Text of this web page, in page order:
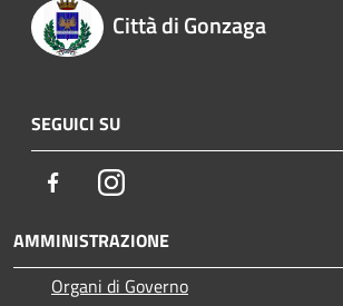
Città di Gonzaga
SEGUICI SU
FacebookInstagram
AMMINISTRAZIONE
Organi di Governo